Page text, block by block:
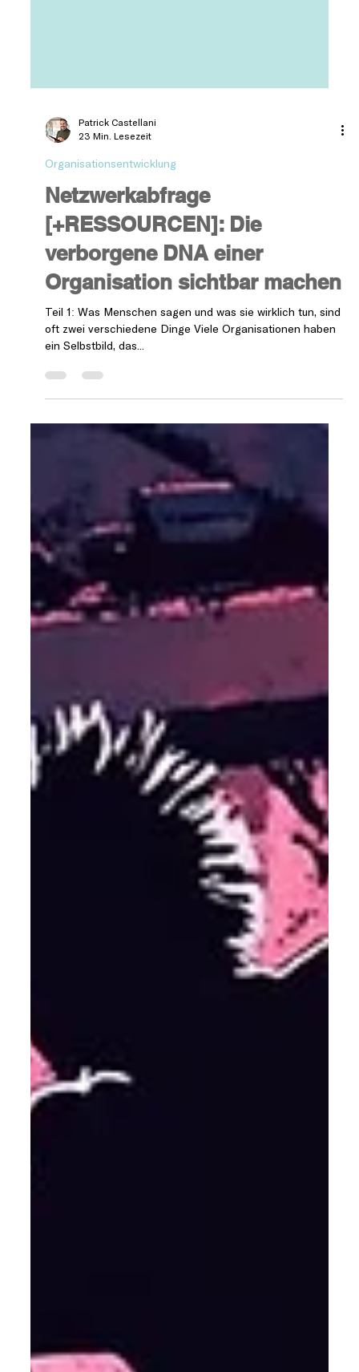
Patrick Castellani
23 Min. Lesezeit
Organisationsentwicklung
Netzwerkabfrage
[+RESSOURCEN]: Die
verborgene DNA einer
Organisation sichtbar machen
oft zwei verschiedene Dinge Viele Organisationen haben
ein Selbstbild, das...